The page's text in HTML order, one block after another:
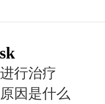
行治疗
因是什么